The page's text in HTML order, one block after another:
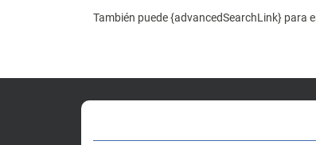
También puede {advancedSearchLink} para